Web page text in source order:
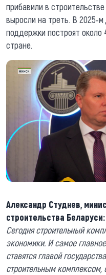
прибавили в
выросли на треть. В 2025-м
поддержки построят около
стране.
Александр Студнев,
строительства Беларуси:
Сегодня строительный
экономики. И самое
ставятся главой
строительным